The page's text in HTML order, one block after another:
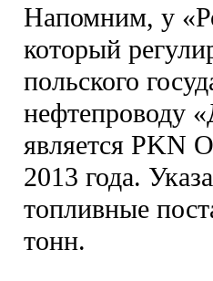
Напомним, у
который
польского
нефтепроводу
является PKN
2013 года.
топливные
тонн.